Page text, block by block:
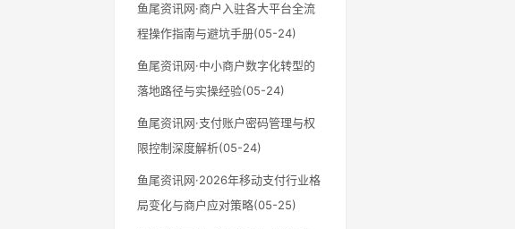
鱼尾资讯网·商户入驻各大平台全流
程操作指南与避坑手册(05-24)
鱼尾资讯网·中小商户数字化转型的
落地路径与实操经验(05-24)
鱼尾资讯网·支付账户密码管理与权
限控制深度解析(05-24)
鱼尾资讯网·2026年移动支付行业格
局变化与商户应对策略(05-25)